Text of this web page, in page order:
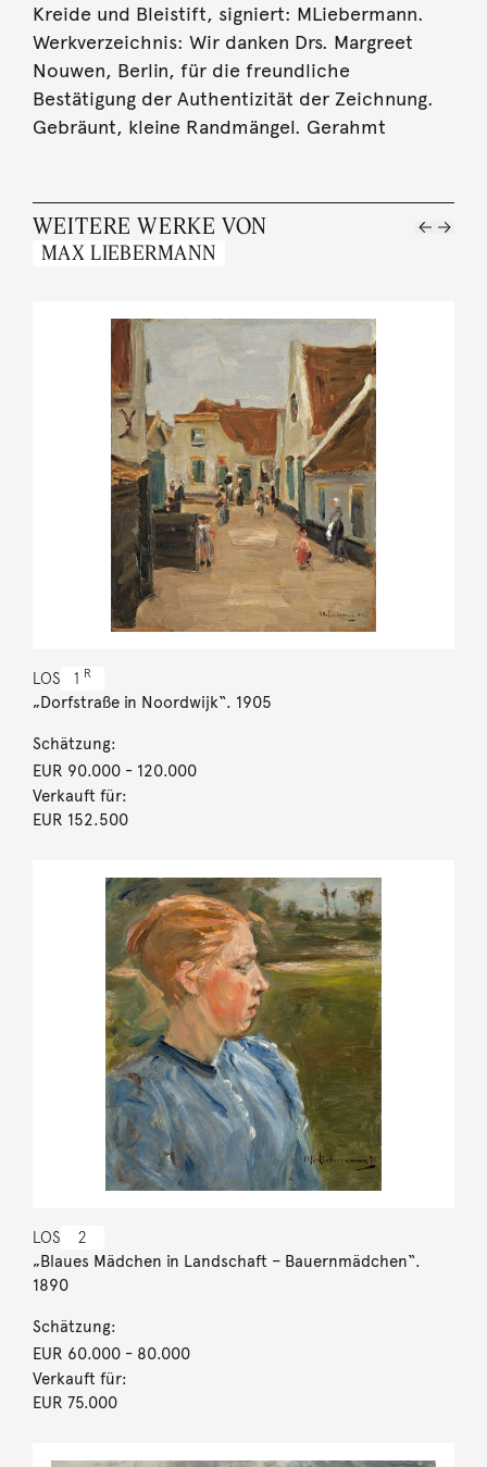
Kreide und Bleistift, signiert: MLiebermann.
Werkverzeichnis: Wir danken Drs. Margreet
Nouwen, Berlin, für die freundliche
Bestätigung der Authentizität der Zeichnung.
Gebräunt, kleine Randmängel. Gerahmt
WEITERE WERKE VON
MAX LIEBERMANN
LOS 1 R
„Dorfstraße in Noordwijk“. 1905
Schätzung:
EUR 90.000- 120.000
Verkauft für:
EUR 152.500
LOS 2
„Blaues Mädchen in Landschaft – Bauernmädchen“.
1890
Schätzung:
EUR 60.000- 80.000
Verkauft für:
EUR 75.000